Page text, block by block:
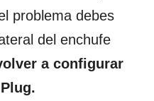
problema debes
del enchufe
a configurar